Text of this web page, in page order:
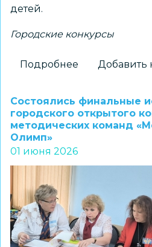
детей.
Городские конкурсы
Подробнее
подведены
итоги
городского
Добавить
Состоялись финальные
городского открытого
методических команд
Олимп»
01 июня 2026